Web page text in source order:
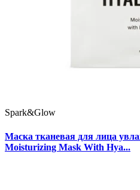
Spark&Glow
Маска тканевая для лица
Moisturizing Mask With Hya...